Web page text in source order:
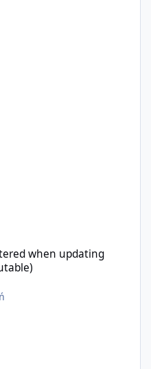
when updating